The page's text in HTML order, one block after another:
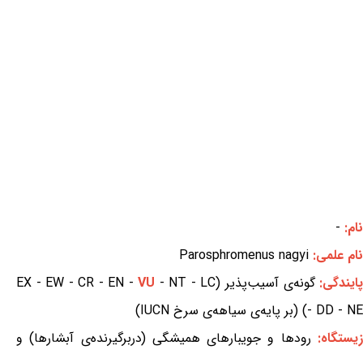
نام: -
نام علمی: Parosphromenus nagyi
پایندگی:گونه‌ی آسیب‌پذیر (EX - EW - CR - EN - VU - NT - LC
- DD - NE) (بر پایه‌ی سیاهه‌ی سرخ IUCN)
زیستگاه: رودها و جویبارهای همیشگی (دربرگیرنده‌ی آبشارها) و